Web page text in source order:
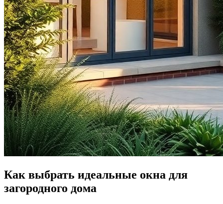
Как выбрать идеальные окна для
загородного дома